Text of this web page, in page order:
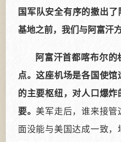
国军队安全有序的撤出
基地之前，我们与阿富汗
阿富汗首都喀布尔
点。这座机场是各国使
的主要枢纽，对人口爆
要。 美军走后，谁来接
面没能与美国达成一致